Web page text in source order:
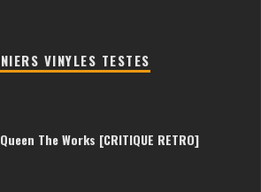
VINYLES TESTES
The Works [CRITIQUE RETRO]